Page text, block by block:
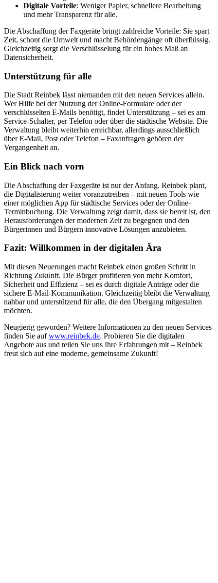
Digitale Vorteile: Weniger Papier, schnellere Bearbeitung
und mehr Transparenz für alle.
Die Abschaffung der Faxgeräte bringt zahlreiche Vorteile: Sie spart
Zeit, schont die Umwelt und macht Behördengänge oft überflüssig.
Gleichzeitig sorgt die Verschlüsselung für ein hohes Maß an
Datensicherheit.
Unterstützung für alle
Die Stadt Reinbek lässt niemanden mit den neuen Services allein.
Wer Hilfe bei der Nutzung der Online-Formulare oder der
verschlüsselten E-Mails benötigt, findet Unterstützung – sei es am
Service-Schalter, per Telefon oder über die städtische Website. Die
Verwaltung bleibt weiterhin erreichbar, allerdings ausschließlich
über E-Mail, Post oder Telefon – Faxanfragen gehören der
Vergangenheit an.
Ein Blick nach vorn
Die Abschaffung der Faxgeräte ist nur der Anfang. Reinbek plant,
die Digitalisierung weiter voranzutreiben – mit neuen Tools wie
einer möglichen App für städtische Services oder der Online-
Terminbuchung. Die Verwaltung zeigt damit, dass sie bereit ist, den
Herausforderungen der modernen Zeit zu begegnen und den
Bürgerinnen und Bürgern innovative Lösungen anzubieten.
Fazit: Willkommen in der digitalen Ära
Mit diesen Neuerungen macht Reinbek einen großen Schritt in
Richtung Zukunft. Die Bürger profitieren von mehr Komfort,
Sicherheit und Effizienz – sei es durch digitale Anträge oder die
sichere E-Mail-Kommunikation. Gleichzeitig bleibt die Verwaltung
nahbar und unterstützend für alle, die den Übergang mitgestalten
möchten.
Neugierig geworden? Weitere Informationen zu den neuen Services
finden Sie aufwww.reinbek.de. Probieren Sie die digitalen
Angebote aus und teilen Sie uns Ihre Erfahrungen mit – Reinbek
freut sich auf eine moderne, gemeinsame Zukunft!